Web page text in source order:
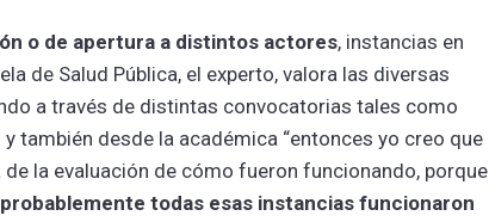
o de apertura a distintos actores, instancias en
de Salud Pública, el experto, valora las diversas
a través de distintas convocatorias tales como
también desde la académica “entonces yo creo que
la evaluación de cómo fueron funcionando, porque
todas esas instancias funcionaron